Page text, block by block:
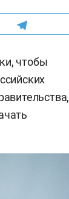
чтобы